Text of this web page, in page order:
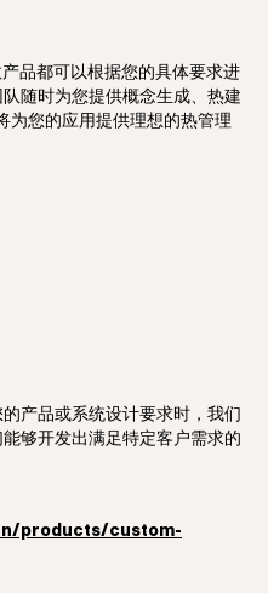
品都可以根据您的具体要求进
随时为您提供概念生成、热建
为您的应用提供理想的热管理
产品或系统设计要求时，我们
够开发出满足特定客户需求的
products/custom-